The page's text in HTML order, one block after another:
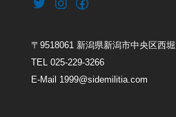
〒9518061 新潟県新潟市中央区西
TEL 025-229-3266
E-Mail 1999@sidemilitia.com